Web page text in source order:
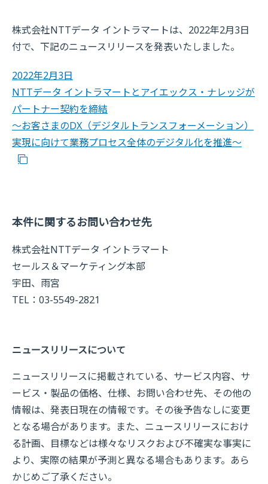
株式会社NTTデータ イントラマートは、2022年2月3日
付で、下記のニュースリリースを発表いたしました。
2022年2月3日
NTTデータ イントラマートとアイエックス・ナレッジが
パートナー契約を締結
～お客さまのDX（デジタルトランスフォーメーション）
実現に向けて業務プロセス全体のデジタル化を推進～
本件に関するお問い合わせ先
株式会社NTTデータ イントラマート
セールス＆マーケティング本部
宇田、雨宮
TEL：03-5549-2821
ニュースリリースについて
ニュースリリースに掲載されている、サービス内容、サ
ービス・製品の価格、仕様、お問い合わせ先、その他の
情報は、発表日現在の情報です。その後予告なしに変更
となる場合があります。また、ニュースリリースにおけ
る計画、目標などは様々なリスクおよび不確実な事実に
より、実際の結果が予測と異なる場合もあります。あら
かじめご了承ください。